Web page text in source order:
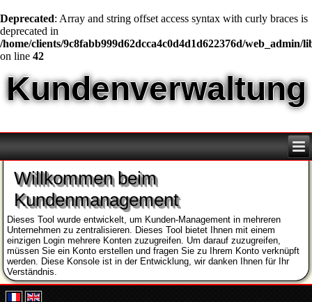
Deprecated: Array and string offset access syntax with curly braces is
deprecated in
/home/clients/9c8fabb999d62dcca4c0d4d1d622376d/web_admin/
on line 42
Kundenverwaltung
Willkommen beim
Kundenmanagement
Dieses Tool wurde entwickelt, um Kunden-Management in mehreren
Unternehmen zu zentralisieren. Dieses Tool bietet Ihnen mit einem
einzigen Login mehrere Konten zuzugreifen. Um darauf zuzugreifen,
müssen Sie ein Konto erstellen und fragen Sie zu Ihrem Konto verknüpft
werden. Diese Konsole ist in der Entwicklung, wir danken Ihnen für Ihr
Verständnis.